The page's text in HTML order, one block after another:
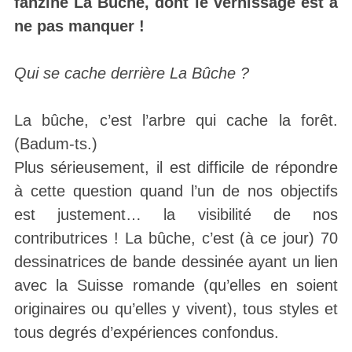
ne pas manquer !
Qui se cache derrière La Bûche ?
La bûche, c’est l’arbre qui cache la forêt.
(Badum-ts.)
Plus sérieusement, il est difficile de répondre
à cette question quand l’un de nos objectifs
est justement… la visibilité de nos
contributrices ! La bûche, c’est (à ce jour) 70
dessinatrices de bande dessinée ayant un lien
avec la Suisse romande (qu’elles en soient
originaires ou qu’elles y vivent), tous styles et
tous degrés d’expériences confondus.